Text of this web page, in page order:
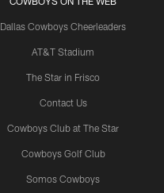
Dallas Cowboys Cheerleaders
AT&T Stadium
The Star in Frisco
Contact Us
Cowboys Club at The Star
Cowboys Golf Club
Somos Cowboys